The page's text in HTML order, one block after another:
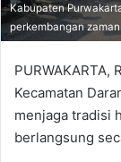
Kabupaten
perkembangan
PURWAKARTA,
Kecamatan
menjaga tradisi
berlangsung